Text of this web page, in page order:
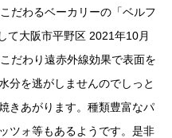
だわるベーカリーの「ベルフ
て大阪市平野区 2021年10月
だわり遠赤外線効果で表面を
分を逃がしませんのでしっと
きあがります。種類豊富なパ
ツォ等もあるようです。是非